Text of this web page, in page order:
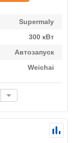
Supermaly
300 кВт
Автозапуск
Weichai